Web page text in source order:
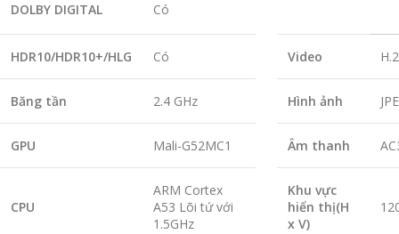
DOLBY DIGITAL Có
HDR10/HDR10+/HLG Có Video
Băng tần 2.4 GHz Hình ảnh
GPU Mali-G52MC1 Âm thanh
CPU
ARM Cortex
A53 Lõi tứ với
1.5GHz
Khu vực
hiển thị(H
x V)